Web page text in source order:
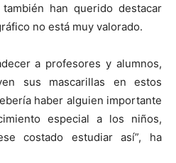
han querido destacar
no está muy valorado.
a profesores y alumnos,
sus mascarillas en estos
haber alguien importante
especial a los niños,
costado estudiar así”, ha